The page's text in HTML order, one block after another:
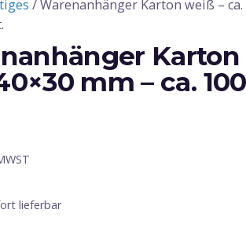
/ Warenanhänger Karton weiß – ca.
mm – ca.
lieferbar